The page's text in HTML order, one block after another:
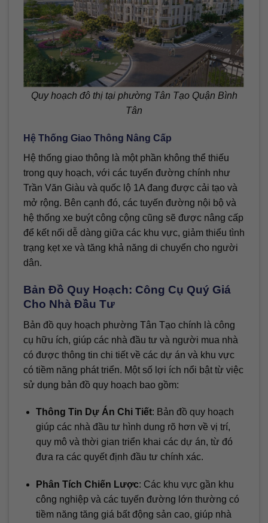
Quy hoạch đô thị tại phường Tân Tạo Quận Bình
Tân
Hệ Thống Giao Thông Nâng Cấp
Hệ thống giao thông là một phần không thể thiếu
trong quy hoạch, với các tuyến đường chính như
Trần Văn Giàu và quốc lộ 1A đang được cải tạo và
mở rộng. Bên cạnh đó, các tuyến đường nội bộ và
hệ thống xe buýt công cộng cũng sẽ được nâng cấp
để kết nối dễ dàng giữa các khu vực, giảm thiểu tình
trạng kẹt xe và tăng khả năng di chuyển cho người
dân.
Bản Đồ Quy Hoạch: Công Cụ Quý Giá
Cho Nhà Đầu Tư
Bản đồ quy hoạch phường Tân Tạo chính là công
cụ hữu ích, giúp các nhà đầu tư và người mua nhà
có được thông tin chi tiết về các dự án và khu vực
có tiềm năng phát triển. Một số lợi ích nổi bật từ việc
sử dụng bản đồ quy hoạch bao gồm:
Thông Tin Dự Án Chi Tiết: Bản đồ quy hoạch
giúp các nhà đầu tư hình dung rõ hơn về vị trí,
quy mô và thời gian triển khai các dự án, từ đó
đưa ra các quyết định đầu tư chính xác.
Phân Tích Chiến Lược: Các khu vực gần khu
công nghiệp và các tuyến đường lớn thường có
tiềm năng tăng giá bất động sản cao, giúp nhà